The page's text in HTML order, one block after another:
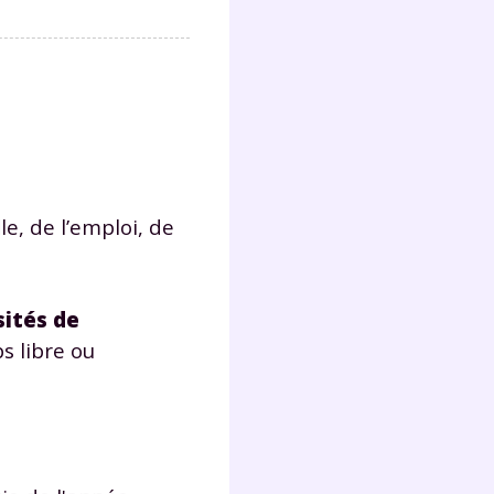
de l’emploi, de
de
libre ou